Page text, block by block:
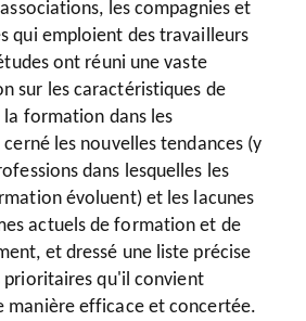
les compagnies et
qui emploient des travailleurs
ont réuni une vaste
sur les caractéristiques de
formation dans les
les nouvelles tendances (y
dans lesquelles les
évoluent) et les lacunes
actuels de formation et de
et dressé une liste précise
prioritaires qu'il convient
manière efficace et concertée.